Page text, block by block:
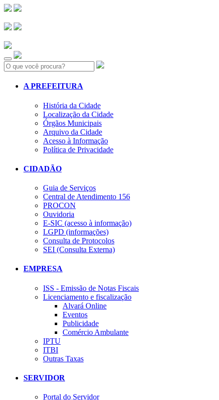
Search:
A PREFEITURA
História da Cidade
Localização da Cidade
Órgãos Municipais
Arquivo da Cidade
Acesso à Informação
Política de Privacidade
CIDADÃO
Guia de Serviços
Central de Atendimento 156
PROCON
Ouvidoria
E-SIC (acesso à informação)
LGPD (informações)
Consulta de Protocolos
SEI (Consulta Externa)
EMPRESA
ISS - Emissão de Notas Fiscais
Licenciamento e fiscalização
Alvará Online
Eventos
Publicidade
Comércio Ambulante
IPTU
ITBI
Outras Taxas
SERVIDOR
Portal do Servidor